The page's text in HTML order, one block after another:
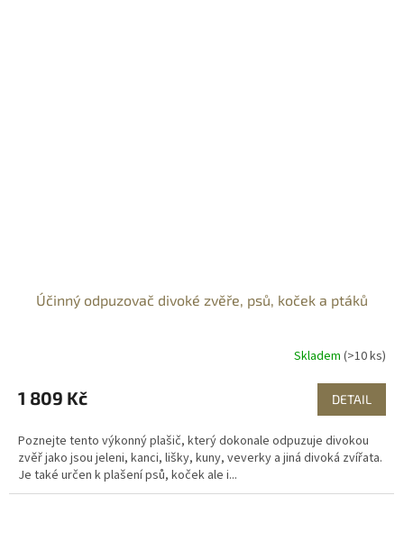
Účinný odpuzovač divoké zvěře, psů, koček a ptáků
Skladem (>10 ks)
1 809 Kč DETAIL
Poznejte tento výkonný plašič, který dokonale odpuzuje divokou
zvěř jako jsou jeleni, kanci, lišky, kuny, veverky a jiná divoká zvířata.
Je také určen k plašení psů, koček ale i...